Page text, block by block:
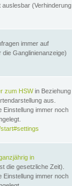
(Verhinderung
immer auf
Ganglinienanzeige)
zum HSWin Beziehung
aus.
Einstellung immer noch
in
die gesetzliche Zeit).
Einstellung immer noch